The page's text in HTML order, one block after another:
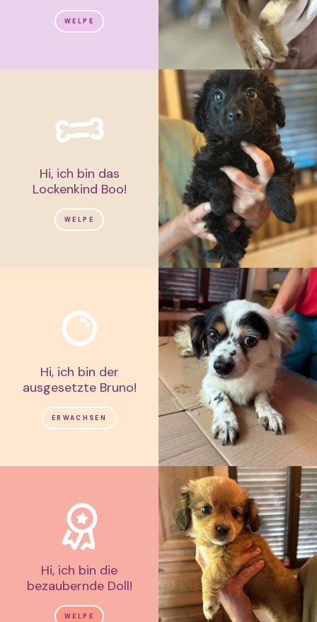
WELPE
Hi, ich bin das
Lockenkind Boo!
WELPE
Hi, ich bin der
ausgesetzte Bruno!
ERWACHSEN
Hi, ich bin die
bezaubernde Doll!
WELPE